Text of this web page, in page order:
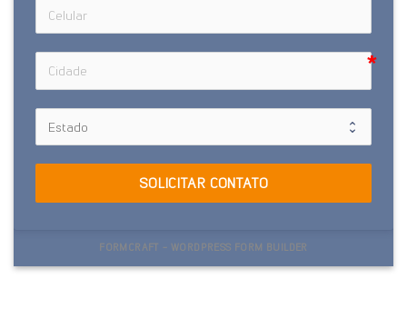
SOLICITAR CONTATO
FORMCRAFT - WORDPRESS FORM BUILDER